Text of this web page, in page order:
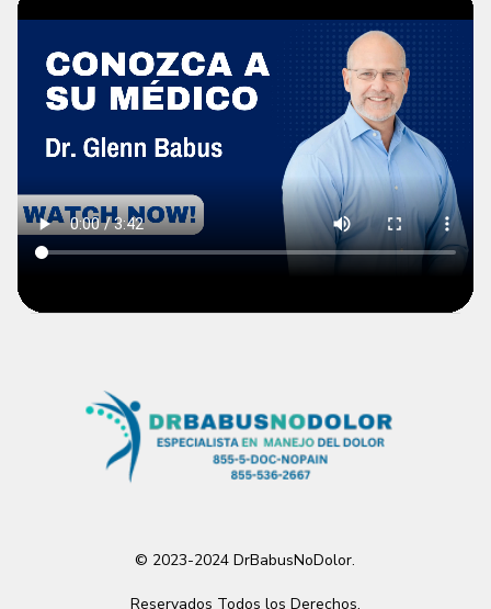
© 2023-2024 DrBabusNoDolor.
Reservados Todos los Derechos.